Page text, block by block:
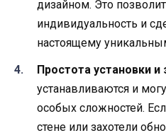
дизайном. Это
индивидуальность и
настоящему
Простота установки
устанавливаются и
особых сложностей.
стене или захотели